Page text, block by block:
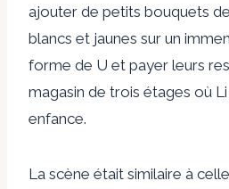
ajouter de petits bouquets
blancs et jaunes sur un
forme de U et payer leurs
magasin de trois étages où
enfance.
La scène était similaire à